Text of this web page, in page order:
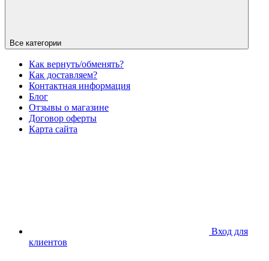
Все категории
Как вернуть/обменять?
Как доставляем?
Контактная информация
Блог
Отзывы о магазине
Договор оферты
Карта сайта
Вход для
клиентов